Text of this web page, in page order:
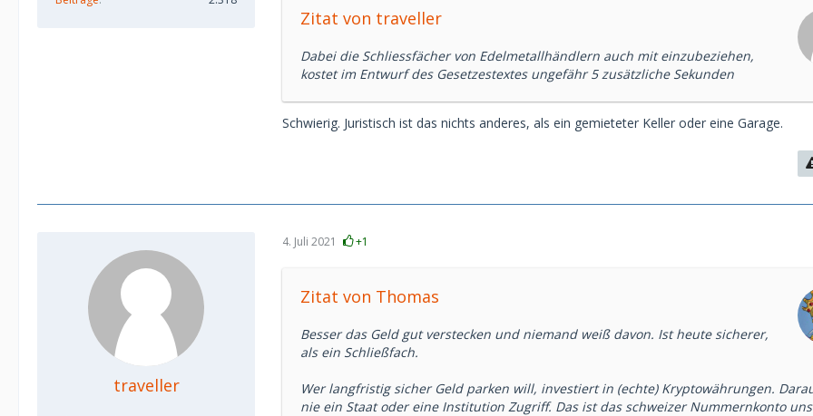
Zitat von traveller
Dabei die Schliessfächer von Edelmetallhändlern auch mit einzubeziehen,
kostet im Entwurf des Gesetzestextes ungefähr 5 zusätzliche Sekunden
Schwierig. Juristisch ist das nichts anderes, als ein gemieteter Keller oder eine Garage.
traveller
4. Juli 2021 +1
Zitat von Thomas
Besser das Geld gut verstecken und niemand weiß davon. Ist heute sicherer,
als ein Schließfach.
Wer langfristig sicher Geld parken will, investiert in (echte) Kryptowährungen.
nie ein Staat oder eine Institution Zugriff. Das ist das schweizer Nummernkonto